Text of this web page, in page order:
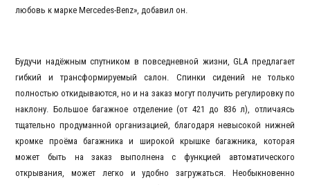
любовь к марке Mercedes-Benz», добавил он.
Будучи надёжным спутником в повседневной жизни, GLA предлагает
гибкий и трансформируемый салон. Спинки сидений не только
полностью откидываются, но и на заказ могут получить регулировку по
наклону. Большое багажное отделение (от 421 до 836 л), отличаясь
тщательно продуманной организацией, благодаря невысокой нижней
кромке проёма багажника и широкой крышке багажника, которая
может быть на заказ выполнена с функцией автоматического
открывания, может легко и удобно загружаться. Необыкновенно